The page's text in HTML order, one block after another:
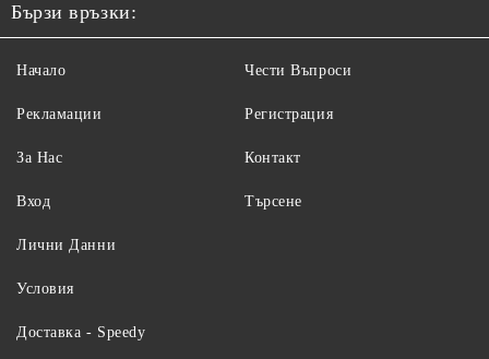
Бързи връзки:
Начало
Рекламации
За Нас
Вход
Чести Въпроси
Регистрация
Контакт
Търсене
Лични Данни
Условия
Доставка - Speedy